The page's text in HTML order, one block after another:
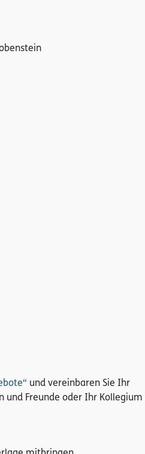
und vereinbaren Sie Ihr
und Freunde oder Ihr Kollegium